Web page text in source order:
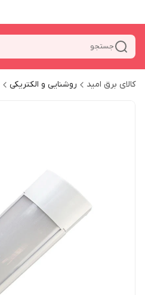
جستجو
کالای برق امید روشنایی و الکتریکی